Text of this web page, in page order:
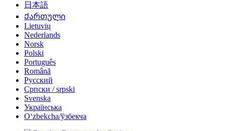
日本語
Ქართული
Lietuvių
Nederlands
Norsk
Polski
Português
Română
Русский
Српски / srpski
Svenska
Українська
Oʻzbekcha/ўзбекча